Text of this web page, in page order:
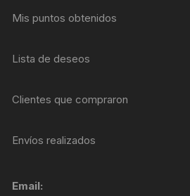
Mis puntos obtenidos
Lista de deseos
Clientes que compraron
Envíos realizados
Email: